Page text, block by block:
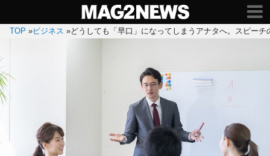
TOP »ビジネス »どうしても「早口」になってしまうアナタへ。スピー